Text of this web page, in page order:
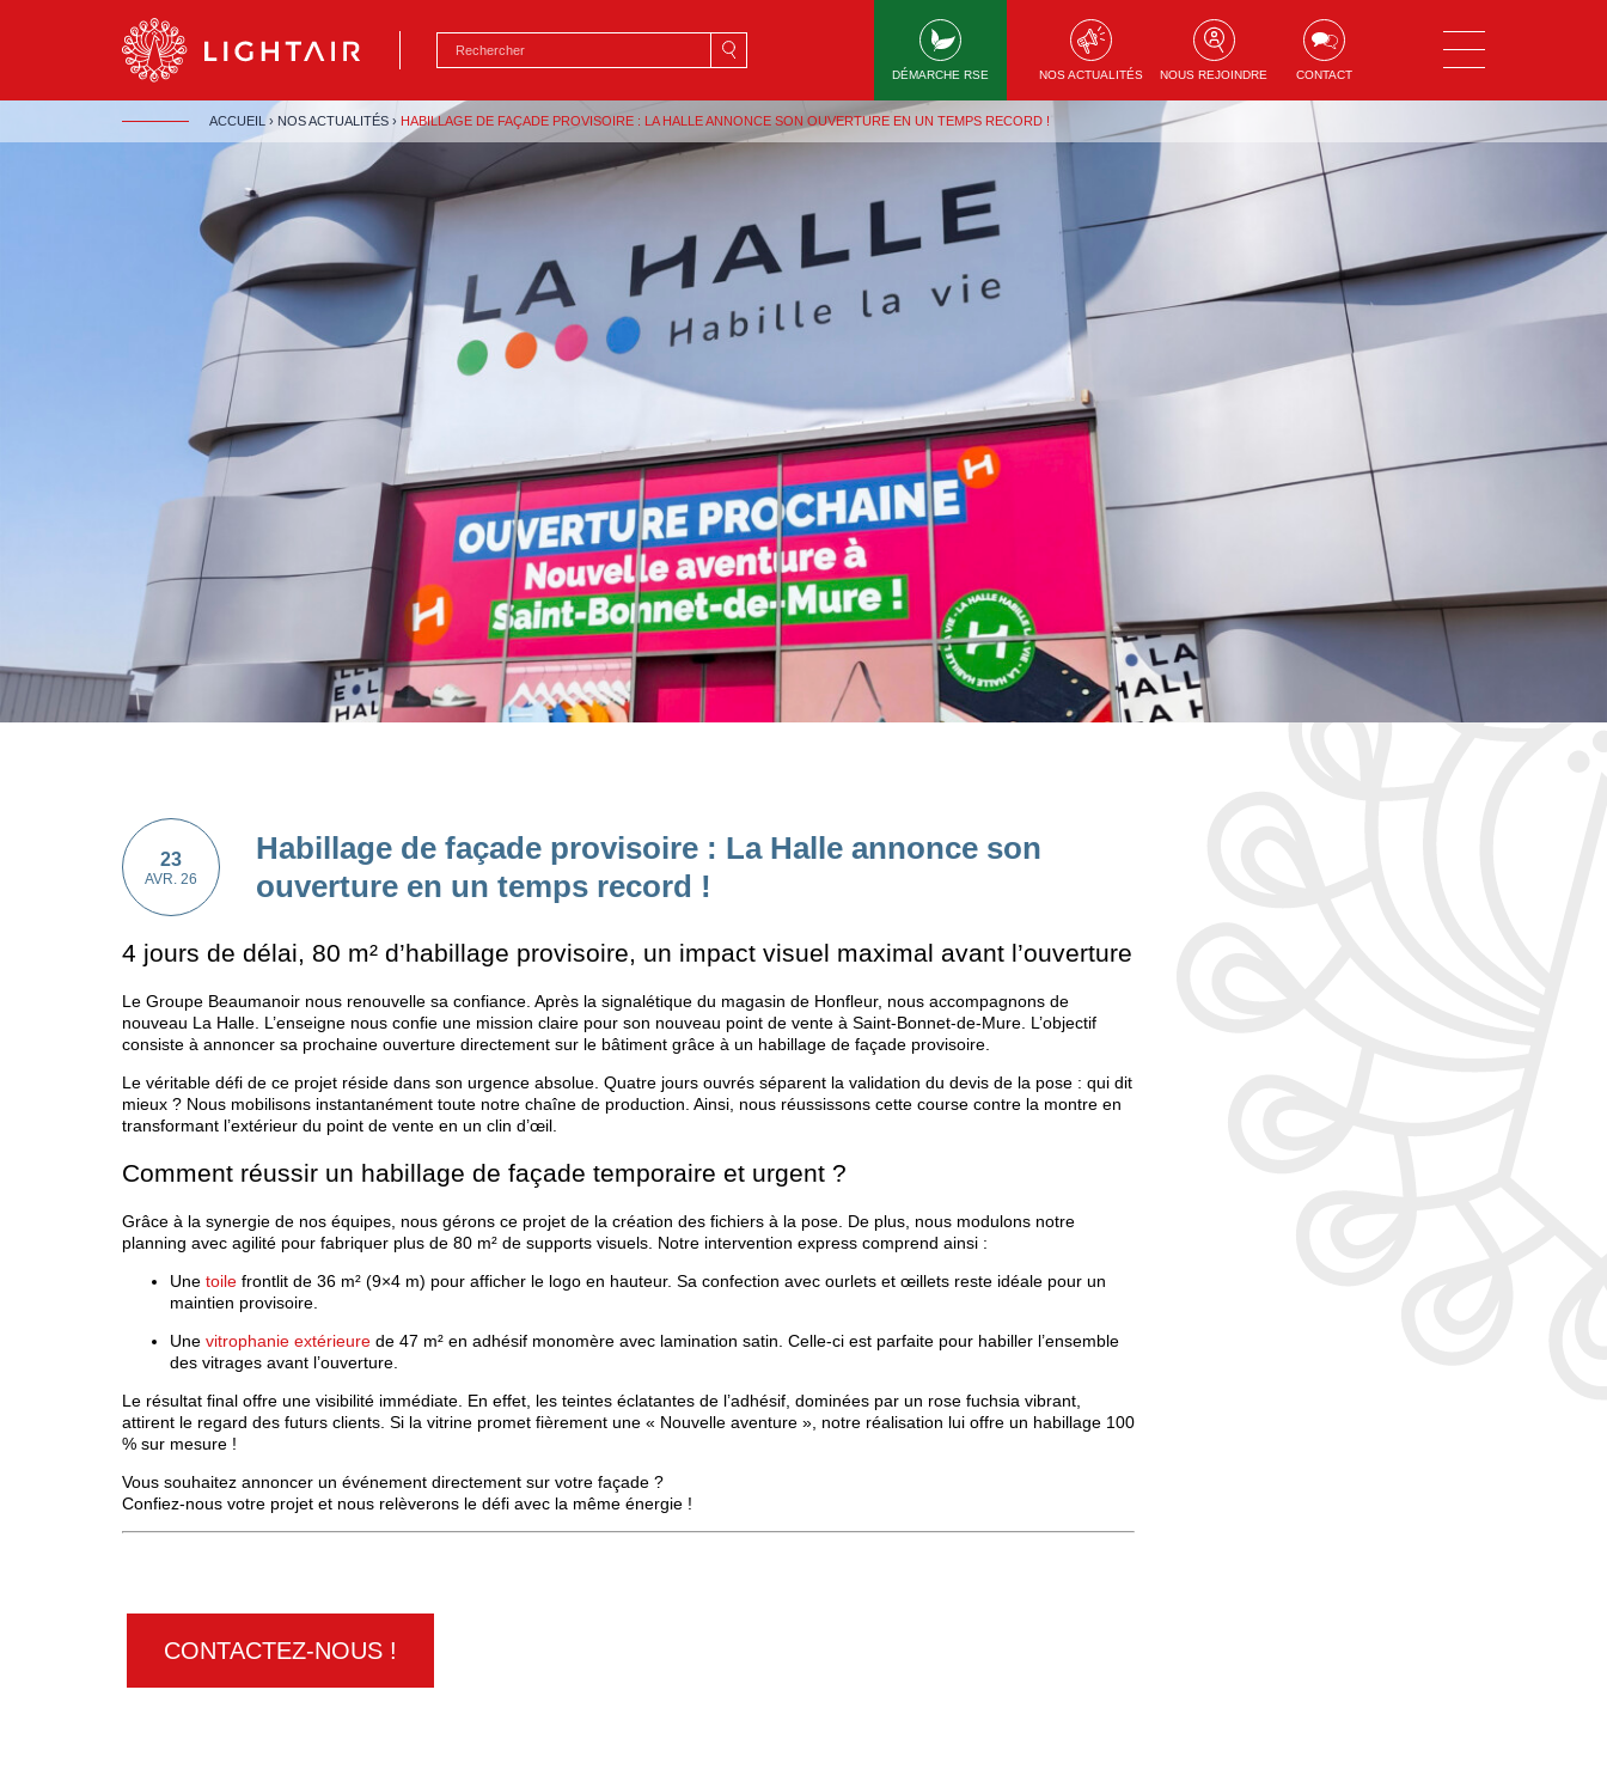
Aller au contenu
DÉMARCHE RSE NOS ACTUALITÉS NOUS REJOINDRE CONTACT
ACCUEIL › NOS ACTUALITÉS › HABILLAGE DE FAÇADE PROVISOIRE : LA HALLE ANNONCE SON OUVERTURE EN UN TEMPS RECORD !
Habillage de façade provisoire : La Halle annonce son
ouverture en un temps record !
23
AVR. 26
4 jours de délai, 80 m² d’habillage provisoire, un impact visuel maximal avant l’ouverture
Le Groupe Beaumanoir nous renouvelle sa confiance. Après la signalétique du magasin de Honfleur, nous accompagnons de
nouveau La Halle. L’enseigne nous confie une mission claire pour son nouveau point de vente à Saint-Bonnet-de-Mure. L’objectif
consiste à annoncer sa prochaine ouverture directement sur le bâtiment grâce à un habillage de façade provisoire.
Le véritable défi de ce projet réside dans son urgence absolue. Quatre jours ouvrés séparent la validation du devis de la pose : qui dit
mieux ? Nous mobilisons instantanément toute notre chaîne de production. Ainsi, nous réussissons cette course contre la montre en
transformant l’extérieur du point de vente en un clin d’œil.
Comment réussir un habillage de façade temporaire et urgent ?
Grâce à la synergie de nos équipes, nous gérons ce projet de la création des fichiers à la pose. De plus, nous modulons notre
planning avec agilité pour fabriquer plus de 80 m² de supports visuels. Notre intervention express comprend ainsi :
Une toile frontlit de 36 m² (9×4 m) pour afficher le logo en hauteur. Sa confection avec ourlets et œillets reste idéale pour un
maintien provisoire.
Une vitrophanie extérieure de 47 m² en adhésif monomère avec lamination satin. Celle-ci est parfaite pour habiller l’ensemble
des vitrages avant l’ouverture.
Le résultat final offre une visibilité immédiate. En effet, les teintes éclatantes de l’adhésif, dominées par un rose fuchsia vibrant,
attirent le regard des futurs clients. Si la vitrine promet fièrement une « Nouvelle aventure », notre réalisation lui offre un habillage 100
% sur mesure !
Vous souhaitez annoncer un événement directement sur votre façade ?
Confiez-nous votre projet et nous relèverons le défi avec la même énergie !
CONTACTEZ-NOUS !